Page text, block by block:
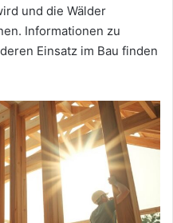
und die Wälder
Informationen zu
Einsatz im Bau finden